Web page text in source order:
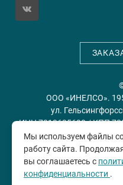
ООО «ИНЕЛСО».
ул.
ИНН 7813635698 / КПП
Политика
Мы используем файлы
работу сайта.
вы соглашаетесь с
конфиденциальности .